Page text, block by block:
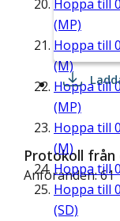
Hoppa till
(MP)
Hoppa till
(M)
Hoppa till
(MP)
Hoppa till
(M)
Hoppa till
Hoppa till
(SD)
Protokoll
Anföranden: 61